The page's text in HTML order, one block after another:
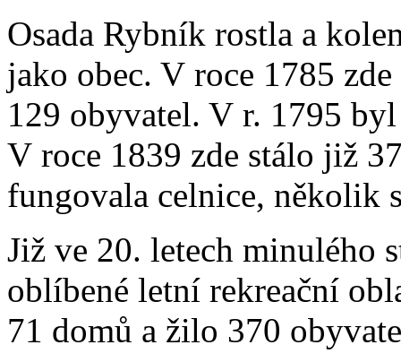
Osada Rybník rostla a
jako obec. V roce 1785
129 obyvatel. V r. 1795
V roce 1839 zde stálo již
fungovala celnice, několik
Již ve 20. letech minulého
oblíbené letní rekreační
71 domů a žilo 370